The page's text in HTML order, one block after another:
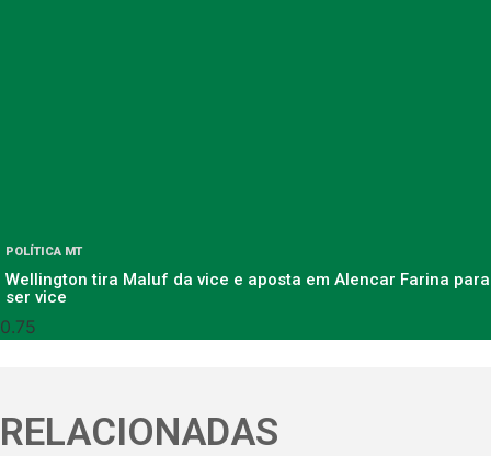
POLÍTICA MT
Wellington tira Maluf da vice e aposta em Alencar Farina para
ser vice
RELACIONADAS